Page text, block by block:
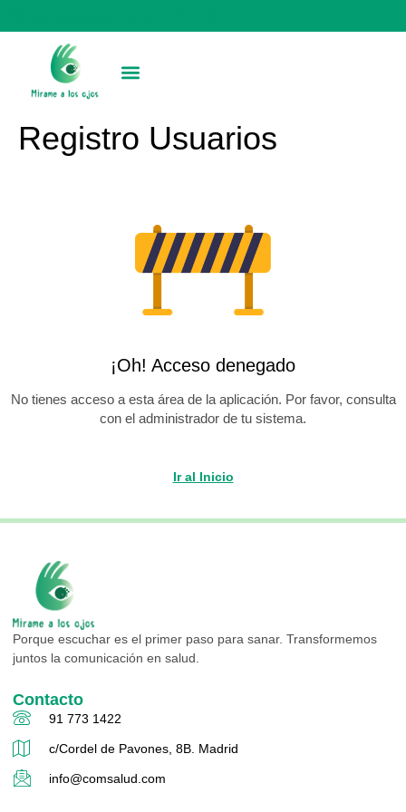
Registro Usuarios
¡Oh! Acceso denegado
No tienes acceso a esta área de la aplicación. Por favor, consulta
con el administrador de tu sistema.
Ir al Inicio
Porque escuchar es el primer paso para sanar. Transformemos
juntos la comunicación en salud.
Contacto
91 773 1422
c/Cordel de Pavones, 8B. Madrid
info@comsalud.com